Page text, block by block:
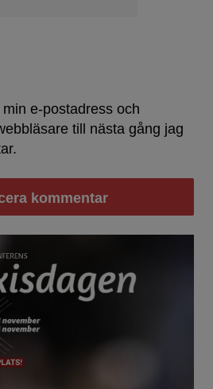
e-postadress och
till nästa gång jag